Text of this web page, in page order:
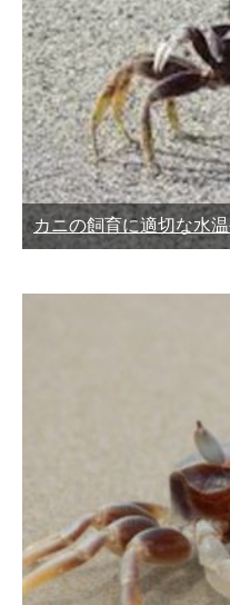
カニの飼育に適切な水